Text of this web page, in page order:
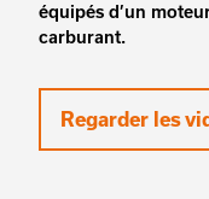
équipés d’un
carburant.
Regarder les